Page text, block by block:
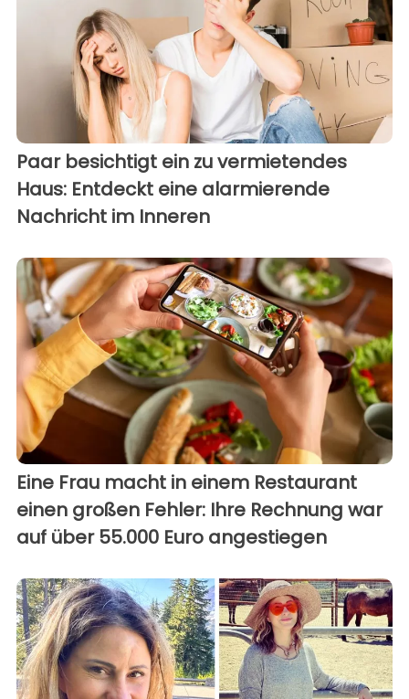
Paar besichtigt ein zu vermietendes
Haus: Entdeckt eine alarmierende
Nachricht im Inneren
Eine Frau macht in einem Restaurant
einen großen Fehler: Ihre Rechnung war
auf über 55.000 Euro angestiegen